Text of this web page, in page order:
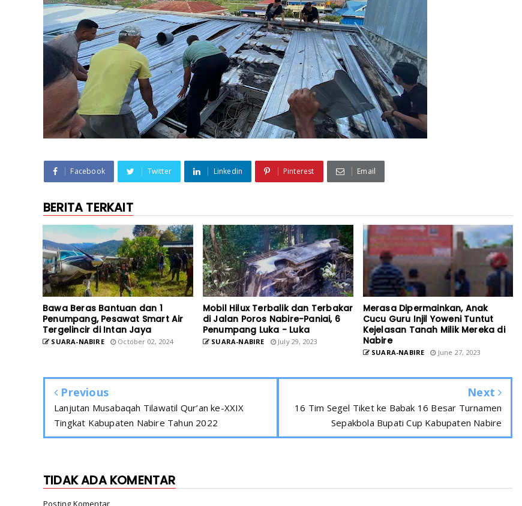
Facebook Twitter Linkedin Pinterest Email
BERITA TERKAIT
Bawa Beras Bantuan dan 1
Penumpang, Pesawat Smart Air
Tergelincir di Intan Jaya
SUARA-NABIRE October 02, 2024
Mobil Hilux Terbalik dan Terbakar
di Jalan Poros Nabire-Paniai, 6
Penumpang Luka - Luka
SUARA-NABIRE July 29, 2023
Merasa Dipermainkan, Anak
Cucu Guru Injil Yoweni Tuntut
Kejelasan Tanah Milik Mereka di
Nabire
SUARA-NABIRE June 27, 2023
Previous
Lanjutan Musabaqah Tilawatil Qur’an ke-XXIX
Tingkat Kabupaten Nabire Tahun 2022
Next
16 Tim Segel Tiket ke Babak 16 Besar Turnamen
Sepakbola Bupati Cup Kabupaten Nabire
TIDAK ADA KOMENTAR
Posting Komentar